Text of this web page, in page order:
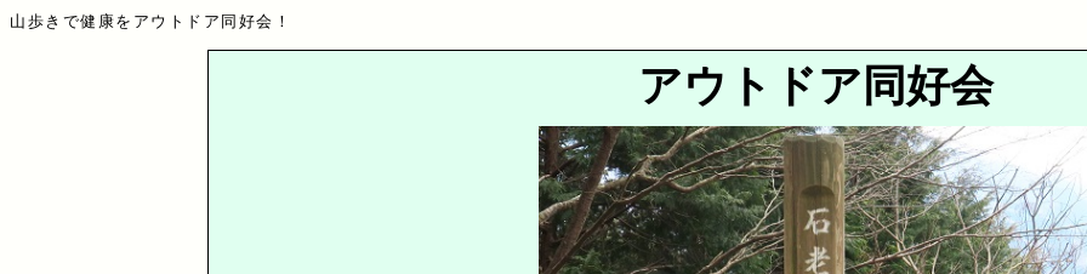
山歩きで健康をアウトドア同好会！
アウトドア同好会